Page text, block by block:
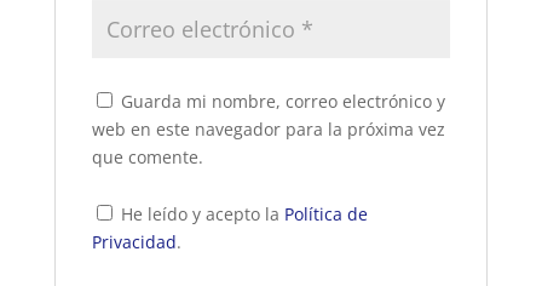
Guarda mi nombre, correo electrónico y
web en este navegador para la próxima vez
que comente.
He leído y acepto la Política de
Privacidad.